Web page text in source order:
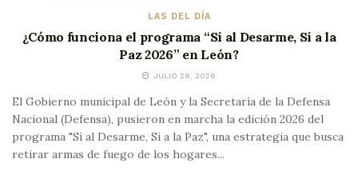
LAS DEL DÍA
¿Cómo funciona el programa “Sí al Desarme, Sí a la
Paz 2026” en León?
JULIO 28, 2026
El Gobierno municipal de León y la Secretaría de la Defensa
Nacional (Defensa), pusieron en marcha la edición 2026 del
programa "Sí al Desarme, Sí a la Paz", una estrategia que busca
retirar armas de fuego de los hogares...